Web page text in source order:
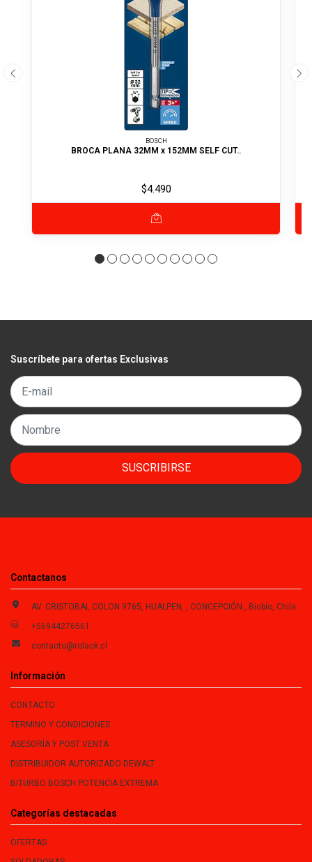
BOSCH
BROCA PLANA 32MM x 152MM SELF CUT..
$4.490
Suscríbete para ofertas Exclusivas
SUSCRIBIRSE
Contactanos
AV. CRISTOBAL COLON 9765, HUALPEN, , CONCEPCIÓN , Biobío, Chile
+56944276561
contacto@rolack.cl
Información
CONTACTO
TERMINO Y CONDICIONES
ASESORÍA Y POST VENTA
DISTRIBUIDOR AUTORIZADO DEWALT
BITURBO BOSCH POTENCIA EXTREMA
Categorías destacadas
OFERTAS